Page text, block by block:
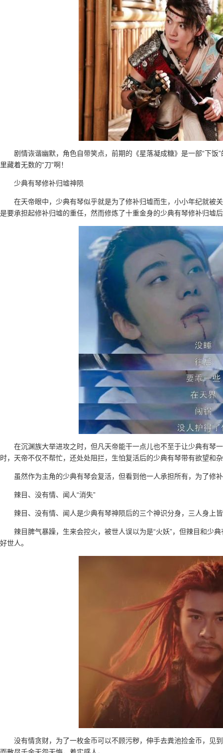
剧情诙谐幽默，角色自带笑点，前期的《星落凝成糖》是一部“下饭
里藏着无数的“刀”啊！
少典有琴修补归墟神陨
在天帝眼中，少典有琴似乎就是为了修补归墟而生，小小年纪就被
是要承担起修补归墟的重任，然而修炼了十重金身的少典有琴修补归墟
在沉渊族大举进攻之时，但凡天帝能干一点儿也不至于让少典有琴
时，天帝不仅不帮忙，还处处阻拦，生怕复活后的少典有琴带有欲望和
虽然作为主角的少典有琴会复活，但看到他一人承担所有，为了修
辣目、没有情、闻人“消失”
辣目、没有情、闻人是少典有琴神陨后的三个神识分身，三人身上
辣目脾气暴躁，生来会控火，被世人误以为是“火妖”，但辣目和少
好世人。
没有情贪财，为了一枚金币可以不顾污秽，伸手去粪池捡金币，见